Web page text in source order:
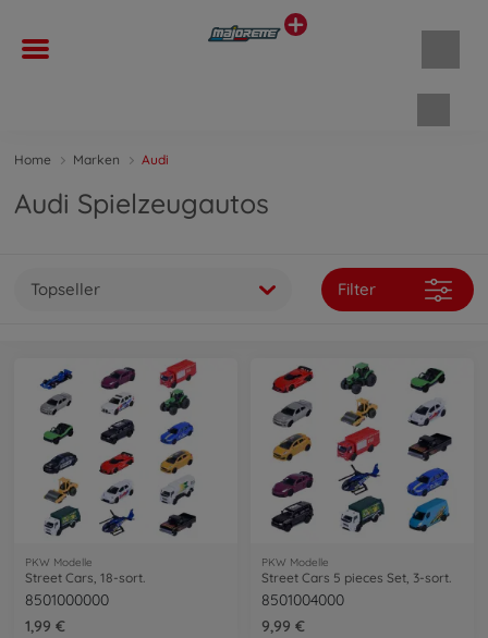
Home Marken Audi
Audi Spielzeugautos
Topseller Filter
PKW Modelle
Street Cars, 18-sort.
8501000000
1,99 €
PKW Modelle
Street Cars 5 pieces Set, 3-sort.
8501004000
9,99 €